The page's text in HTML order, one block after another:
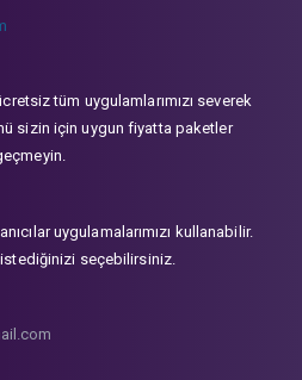
tüm uygulamlarımızı severek
sizin için uygun fiyatta paketler
uygulamalarımızı kullanabilir.
seçebilirsiniz.